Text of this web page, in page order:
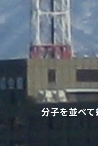
分子を並べ